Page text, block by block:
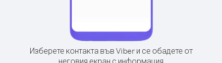
Изберете контакта във Viber и се обадете от
неговия екран с информация